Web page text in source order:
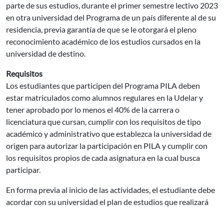
parte de sus estudios, durante el primer semestre lectivo 2023
en otra universidad del Programa de un país diferente al de su
residencia, previa garantía de que se le otorgará el pleno
reconocimiento académico de los estudios cursados en la
universidad de destino.
Requisitos
Los estudiantes que participen del Programa PILA deben
estar matriculados como alumnos regulares en la Udelar y
tener aprobado por lo menos el 40% de la carrera o
licenciatura que cursan, cumplir con los requisitos de tipo
académico y administrativo que establezca la universidad de
origen para autorizar la participación en PILA y cumplir con
los requisitos propios de cada asignatura en la cual busca
participar.
En forma previa al inicio de las actividades, el estudiante debe
acordar con su universidad el plan de estudios que realizará